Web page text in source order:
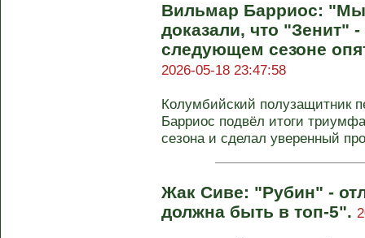
Вильмар Барриос: "Мы
доказали, что "Зенит"
следующем сезоне
2026-05-18 23:47:58
Колумбийский полузащитник
Барриос подвёл итоги
сезона и сделал уверенный
Жак Сиве: "Рубин" -
должна быть в топ-5".